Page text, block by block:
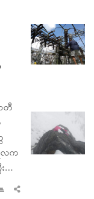
တီ
ရီလက
…
Share